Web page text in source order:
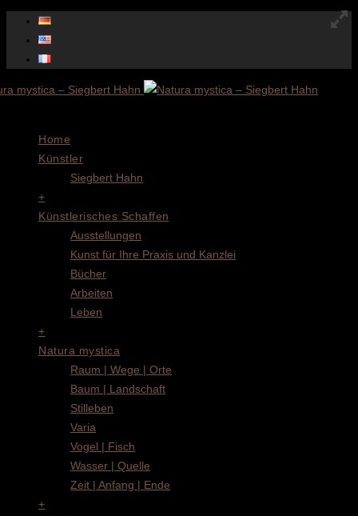
Home
Künstler
Siegbert Hahn
+
Künstlerisches Schaffen
Ausstellungen
Kunst für Ihre Praxis und Kanzlei
Bücher
Arbeiten
Leben
+
Natura mystica
Raum | Wege | Orte
Baum | Landschaft
Stilleben
Varia
Vogel | Fisch
Wasser | Quelle
Zeit | Anfang | Ende
+